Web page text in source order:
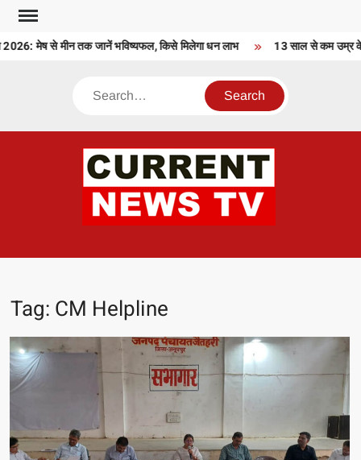
Skip
content
से मीन तक जानें भविष्यफल, किसे मिलेगा धन लाभ 13 साल से कम उम्र के
Search
Tag: CM Helpline